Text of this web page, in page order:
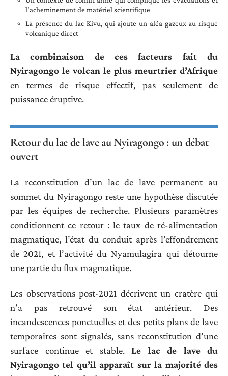
l’acheminement de matériel scientifique
La présence du lac Kivu, qui ajoute un aléa gazeux au risque
volcanique direct
La combinaison de ces facteurs fait du
Nyiragongo le volcan le plus meurtrier d’Afrique
en termes de risque effectif, pas seulement de
puissance éruptive.
Retour du lac de lave au Nyiragongo : un débat
ouvert
La reconstitution d’un lac de lave permanent au
sommet du Nyiragongo reste une hypothèse discutée
par les équipes de recherche. Plusieurs paramètres
conditionnent ce retour : le taux de ré-alimentation
magmatique, l’état du conduit après l’effondrement
de 2021, et l’activité du Nyamulagira qui détourne
une partie du flux magmatique.
Les observations post-2021 décrivent un cratère qui
n’a pas retrouvé son état antérieur. Des
incandescences ponctuelles et des petits plans de lave
temporaires sont signalés, sans reconstitution d’une
surface continue et stable. Le lac de lave du
Nyiragongo tel qu’il apparaît sur la majorité des